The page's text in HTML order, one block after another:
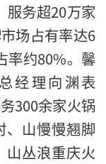
服务超20万家
场占有率达6
率约80%。馨
经理向渊表
300余家火锅
、山慢慢翘脚
山丛浪重庆火